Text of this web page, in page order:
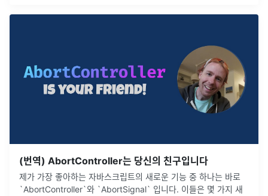
(번역) AbortController는 당신의 친구입니다
제가 가장 좋아하는 자바스크립트의 새로운 기능 중 하나는 바로
`AbortController`와 `AbortSignal` 입니다. 이들은 몇 가지 새